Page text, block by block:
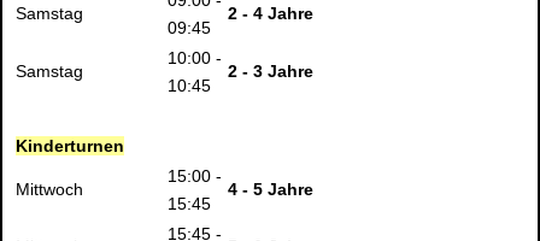
Samstag
09:45
2 - 4 Jahre
Samstag
10:00 -
10:45
2 - 3 Jahre
Kinderturnen
Mittwoch
15:00 -
15:45
4 - 5 Jahre
15:45 -